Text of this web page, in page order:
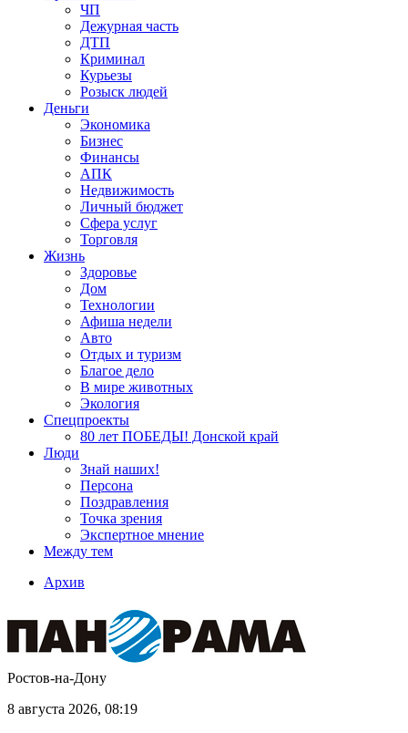
ЧП
Дежурная часть
ДТП
Криминал
Курьезы
Розыск людей
Деньги
Экономика
Бизнес
Финансы
АПК
Недвижимость
Личный бюджет
Сфера услуг
Торговля
Жизнь
Здоровье
Дом
Технологии
Афиша недели
Авто
Отдых и туризм
Благое дело
В мире животных
Экология
Спецпроекты
80 лет ПОБЕДЫ! Донской край
Люди
Знай наших!
Персона
Поздравления
Точка зрения
Экспертное мнение
Между тем
Архив
Ростов-на-Дону
8 августа 2026, 08:19